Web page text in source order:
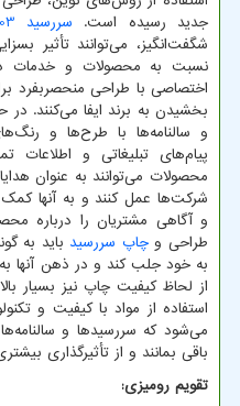
جدید رسیده است. سررسید 1403
شگفت‌انگیز، می‌توانند تأثیر
نسبت به محصولات و خدمات
اختصاصی با طراحی منحصربفرد
بخشیدن به برند ایفا می‌کنند. در
و سالنامه‌ها با طرح‌ها و
پیام‌های تبلیغاتی و
محصولات می‌توانند به عنوان
شرکت‌ها عمل کنند و به آنها کمک
و آگاهی مشتریان را درباره
طراحی وچاپ سررسید باید به
به خود جلب کند و در ذهن آنها به
از لحاظ کیفیت چاپ نیز بسیار
استفاده از مواد با کیفیت و
می‌شود که سررسیدها و
باقی بمانند و از تأثیرگذاری
تقویم رومیزی: